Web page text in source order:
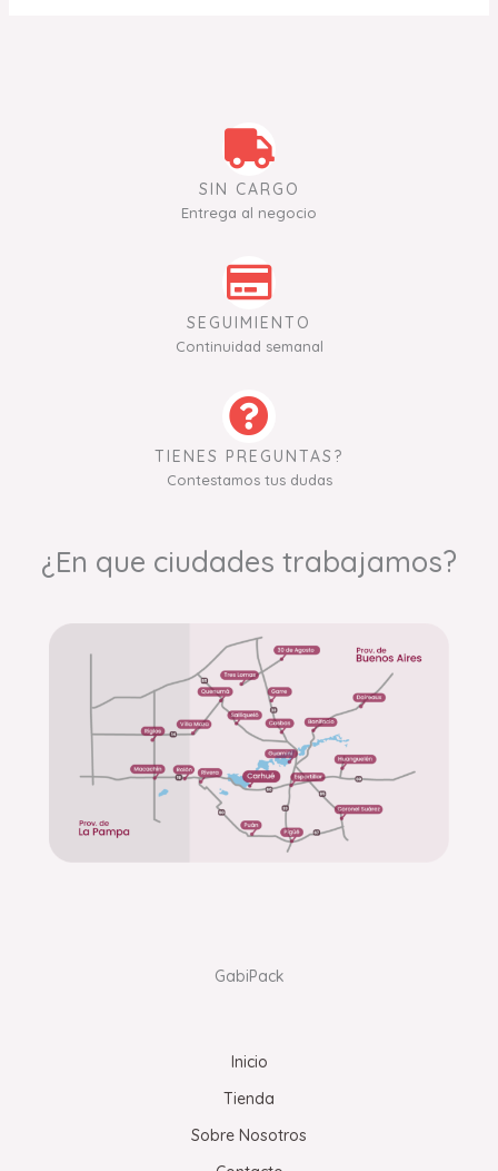
SIN CARGO
Entrega al negocio
SEGUIMIENTO
Continuidad semanal
TIENES PREGUNTAS?
Contestamos tus dudas
¿En que ciudades trabajamos?
GabiPack
Inicio
Tienda
Sobre Nosotros